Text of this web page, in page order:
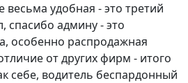
весьма удобная - это третий
спасибо админу - это
особенно распродажная
от других фирм - итого
себе, водитель беспардонный